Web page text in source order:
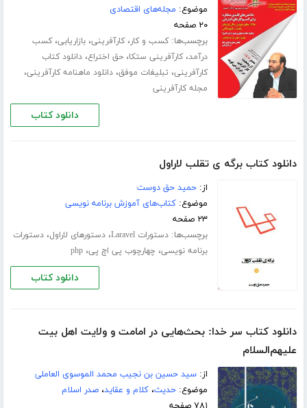
موضوع: مجله‌های اقتصادی
۲۰ صفحه
برچسب‌ها:کسب و کار،کارآفرینی،بازاریابی،کسب
درآمد،کارآفرینی ستکا،حق اختراع،دانلود کتاب
کارآفرینی، تبلیغات موفق،دانلود ماهنامه کارآفرینی،
مجله کارآفرینی
دانلود کتاب
دانلود کتاب برگه ی تقلب لاراول
از:حمید حق دوست
موضوع:کتاب‌های آموزش برنامه نویسی
۲۳ صفحه
برچسب‌ها:دستورات Laravel ،دستورهای لاراول،دستورات
برنامه نویسی، چهارچوب پی اچ پی،php
دانلود کتاب
دانلود کتاب سر خدا: بحث‌هایی در امامت و ولایت اهل بیت
علیهم‌السلام
از:سید حسین بن نجیب محمد الموسوی العاملی
موضوع:حدیث،کلام و عقاید،صدر اسلام